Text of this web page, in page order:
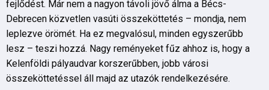
fejlődést. Már nem a nagyon távoli jövő álma a Bécs-
Debrecen közvetlen vasúti összeköttetés – mondja, nem
leplezve örömét. Ha ez megvalósul, minden egyszerűbb
lesz – teszi hozzá. Nagy reményeket fűz ahhoz is, hogy a
Kelenföldi pályaudvar korszerűbben, jobb városi
összeköttetéssel áll majd az utazók rendelkezésére.